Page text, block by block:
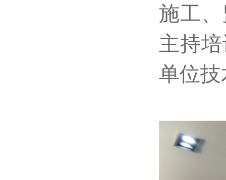
施工
主持
单位